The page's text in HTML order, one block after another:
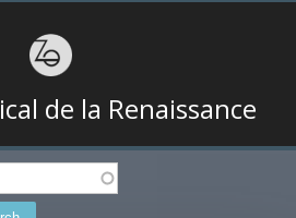
de la Renaissance